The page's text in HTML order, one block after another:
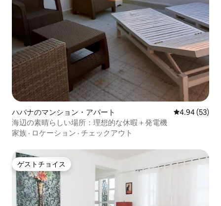
ハバナのマンション・アパート レビュー53
4.94 (53)
海辺の素晴らしい場所：理想的な休暇＋発電機
家族 · ロケーション · チェックアウト
ゲストチョイス
ゲストチョイス